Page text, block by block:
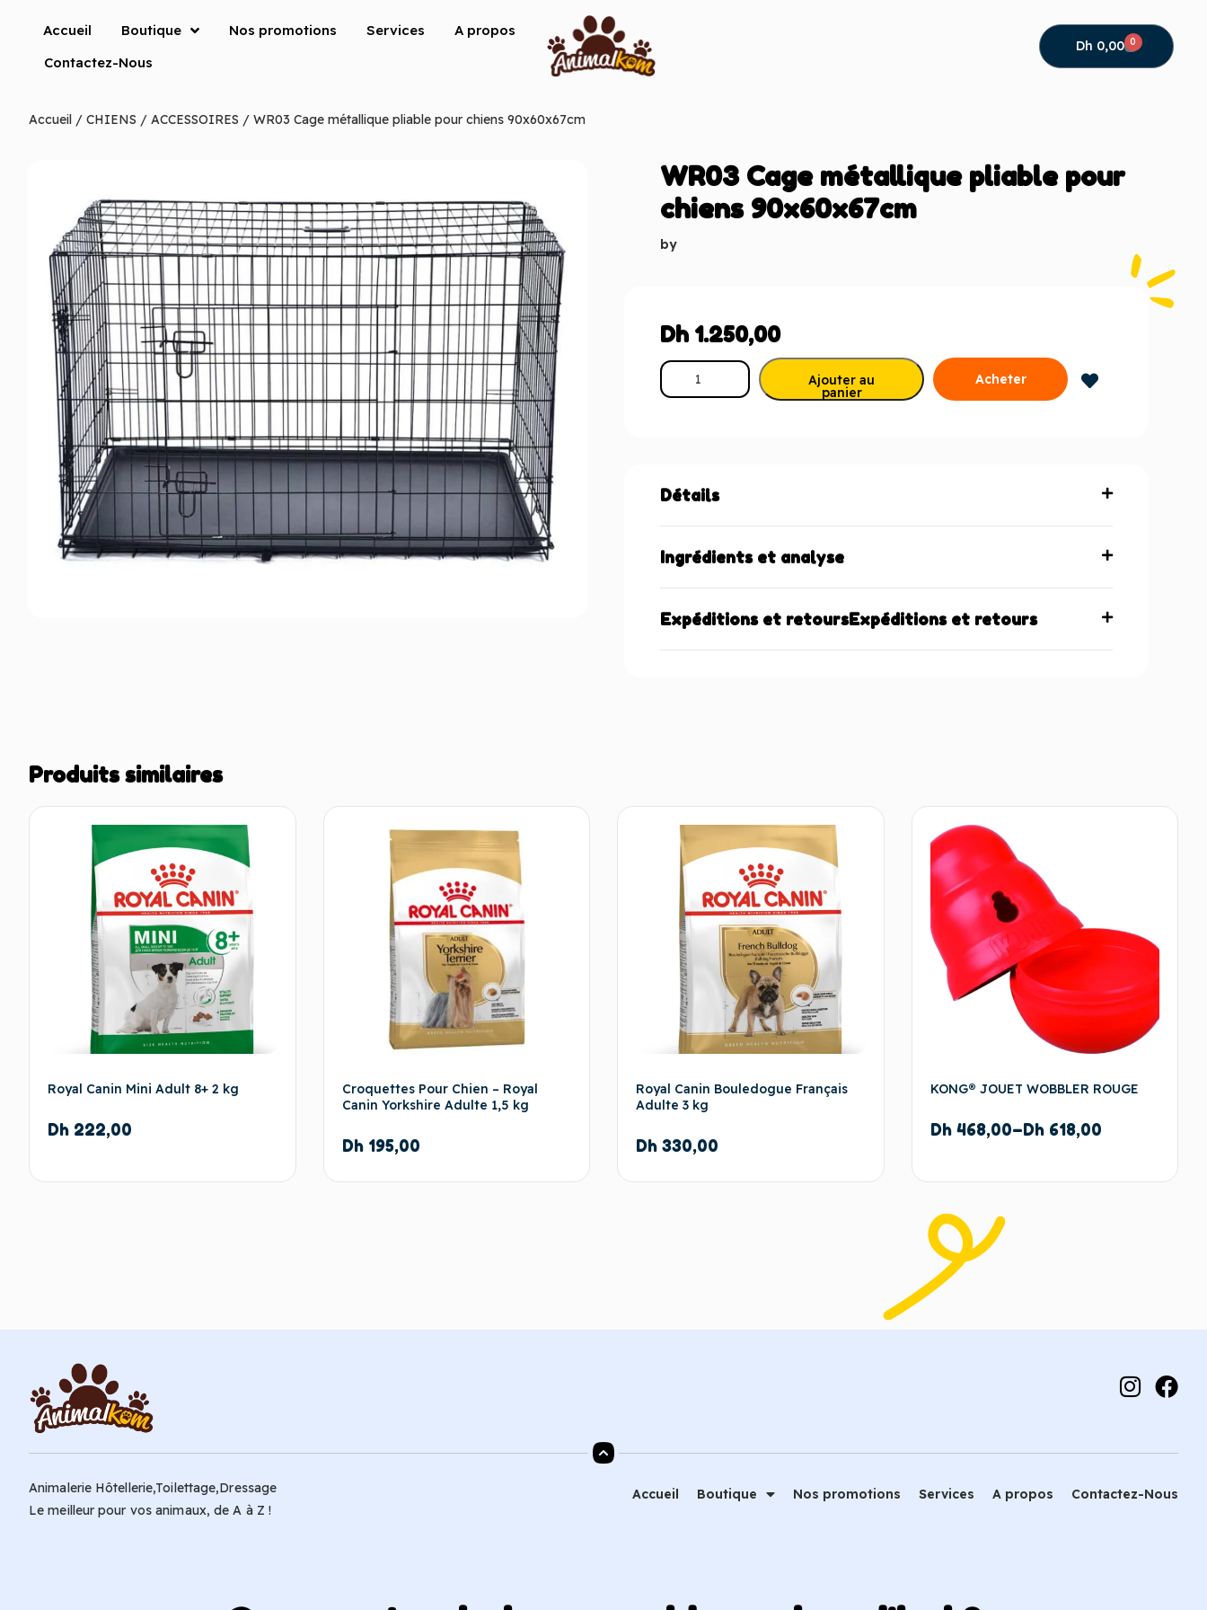
Accueil Boutique Nos promotions Services
A propos
Contactez-Nous
Dh 0,00 0
Accueil / CHIENS / ACCESSOIRES / WR03 Cage métallique pliable pour chiens 90x60x67cm
WR03 Cage métallique pliable pour
chiens 90x60x67cm
by
Dh 1.250,00
Ajouter au
panier
Acheter
Détails
Ingrédients et analyse
Expéditions et retoursExpéditions et retours
Produits similaires
Royal Canin Mini Adult 8+ 2 kg
Dh 222,00
Croquettes Pour Chien – Royal
Canin Yorkshire Adulte 1,5 kg
Dh195,00
Royal Canin Bouledogue Français
Adulte 3 kg
Dh 330,00
KONG® JOUET WOBBLER ROUGE
Dh468,00–Dh618,00
Animalerie Hôtellerie,Toilettage,Dressage
Le meilleur pour vos animaux, de A à Z !
Accueil Boutique Nos promotions Services A propos Contactez-Nous